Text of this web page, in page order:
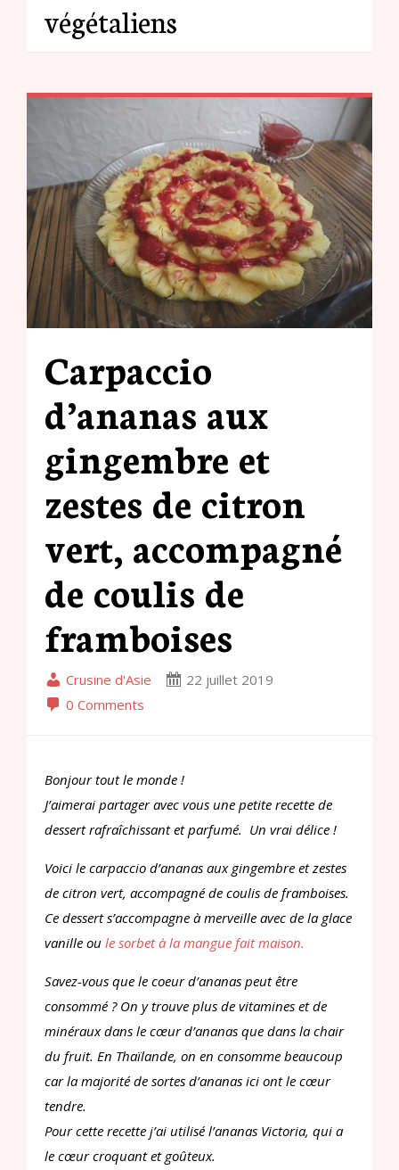
végétaliens
Carpaccio
d’ananas aux
gingembre et
zestes de citron
vert, accompagné
de coulis de
framboises
Crusine d'Asie
22 juillet 2019
0 Comments
Bonjour tout le monde !
J’aimerai partager avec vous une petite recette de
dessert rafraîchissant et parfumé. Un vrai délice !
Voici le carpaccio d’ananas aux gingembre et zestes
de citron vert, accompagné de coulis de framboises.
Ce dessert s’accompagne à merveille avec de la glace
vanille ou le sorbet à la mangue fait maison.
Savez-vous que le coeur d’ananas peut être
consommé ? On y trouve plus de vitamines et de
minéraux dans le cœur d’ananas que dans la chair
du fruit. En Thaïlande, on en consomme beaucoup
car la majorité de sortes d’ananas ici ont le cœur
tendre.
Pour cette recette j’ai utilisé l’ananas Victoria, qui a
le cœur croquant et goûteux.